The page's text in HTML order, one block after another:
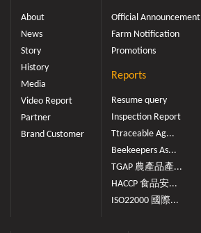
About
News
Story
History
Media
Video Report
Partner
Brand Customer
Official Announcement
Farm Notification
Promotions
Reports
Resume query
Inspection Report
Ttraceable Ag...
Beekeepers As...
TGAP 農產品產...
HACCP 食品安...
ISO22000 國際...